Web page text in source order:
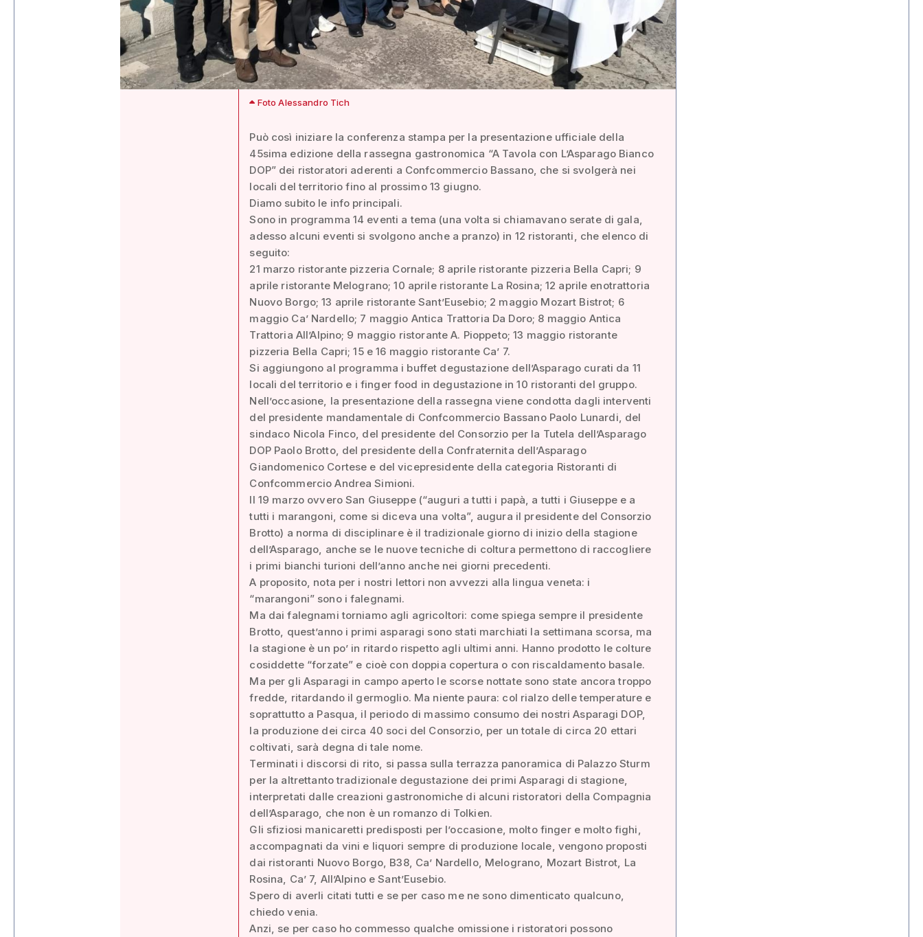
Foto Alessandro Tich
Può così iniziare la conferenza stampa per la presentazione ufficiale della
45sima edizione della rassegna gastronomica “A Tavola con L’Asparago Bianco
DOP” dei ristoratori aderenti a Confcommercio Bassano, che si svolgerà nei
locali del territorio fino al prossimo 13 giugno.
Diamo subito le info principali.
Sono in programma 14 eventi a tema (una volta si chiamavano serate di gala,
adesso alcuni eventi si svolgono anche a pranzo) in 12 ristoranti, che elenco di
seguito:
21 marzo ristorante pizzeria Cornale; 8 aprile ristorante pizzeria Bella Capri; 9
aprile ristorante Melograno; 10 aprile ristorante La Rosina; 12 aprile enotrattoria
Nuovo Borgo; 13 aprile ristorante Sant’Eusebio; 2 maggio Mozart Bistrot; 6
maggio Ca’ Nardello; 7 maggio Antica Trattoria Da Doro; 8 maggio Antica
Trattoria All’Alpino; 9 maggio ristorante A. Pioppeto; 13 maggio ristorante
pizzeria Bella Capri; 15 e 16 maggio ristorante Ca’ 7.
Si aggiungono al programma i buffet degustazione dell’Asparago curati da 11
locali del territorio e i finger food in degustazione in 10 ristoranti del gruppo.
Nell’occasione, la presentazione della rassegna viene condotta dagli interventi
del presidente mandamentale di Confcommercio Bassano Paolo Lunardi, del
sindaco Nicola Finco, del presidente del Consorzio per la Tutela dell’Asparago
DOP Paolo Brotto, del presidente della Confraternita dell’Asparago
Giandomenico Cortese e del vicepresidente della categoria Ristoranti di
Confcommercio Andrea Simioni.
Il 19 marzo ovvero San Giuseppe (“auguri a tutti i papà, a tutti i Giuseppe e a
tutti i marangoni, come si diceva una volta”, augura il presidente del Consorzio
Brotto) a norma di disciplinare è il tradizionale giorno di inizio della stagione
dell’Asparago, anche se le nuove tecniche di coltura permettono di raccogliere
i primi bianchi turioni dell’anno anche nei giorni precedenti.
A proposito, nota per i nostri lettori non avvezzi alla lingua veneta: i
“marangoni” sono i falegnami.
Ma dai falegnami torniamo agli agricoltori: come spiega sempre il presidente
Brotto, quest’anno i primi asparagi sono stati marchiati la settimana scorsa, ma
la stagione è un po’ in ritardo rispetto agli ultimi anni. Hanno prodotto le colture
cosiddette “forzate” e cioè con doppia copertura o con riscaldamento basale.
Ma per gli Asparagi in campo aperto le scorse nottate sono state ancora troppo
fredde, ritardando il germoglio. Ma niente paura: col rialzo delle temperature e
soprattutto a Pasqua, il periodo di massimo consumo dei nostri Asparagi DOP,
la produzione dei circa 40 soci del Consorzio, per un totale di circa 20 ettari
coltivati, sarà degna di tale nome.
Terminati i discorsi di rito, si passa sulla terrazza panoramica di Palazzo Sturm
per la altrettanto tradizionale degustazione dei primi Asparagi di stagione,
interpretati dalle creazioni gastronomiche di alcuni ristoratori della Compagnia
dell’Asparago, che non è un romanzo di Tolkien.
Gli sfiziosi manicaretti predisposti per l’occasione, molto finger e molto fighi,
accompagnati da vini e liquori sempre di produzione locale, vengono proposti
dai ristoranti Nuovo Borgo, B38, Ca’ Nardello, Melograno, Mozart Bistrot, La
Rosina, Ca’ 7, All’Alpino e Sant’Eusebio.
Spero di averli citati tutti e se per caso me ne sono dimenticato qualcuno,
chiedo venia.
Anzi, se per caso ho commesso qualche omissione i ristoratori possono